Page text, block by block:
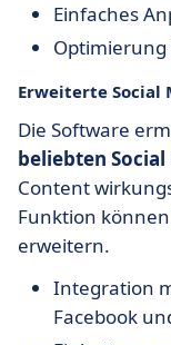
Einfaches
Erweiterte
Die Software
beliebten
Content
Funktion
erweitern.
Integration
Facebook